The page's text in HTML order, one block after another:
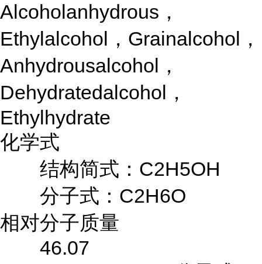
Alcoholanhydrous，
Ethylalcohol，Grainalcohol，
Anhydrousalcohol，
Dehydratedalcohol，
Ethylhydrate
化学式
结构简式：C2H5OH
分子式：C2H6O
相对分子质量
46.07